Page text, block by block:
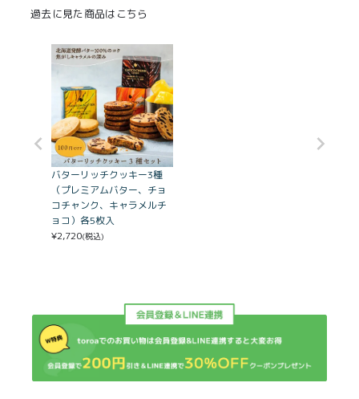
過去に見た商品はこちら
バターリッチクッキー3種
（プレミアムバター、チョ
コチャンク、キャラメルチ
ョコ）各5枚入
¥2,720(税込)